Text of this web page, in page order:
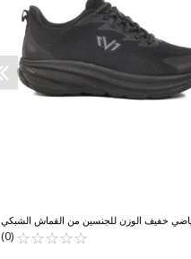
خفيف الوزن للجنسين من القماش الشبكي
باللون الأسود WL332952 G
☆
☆
☆
☆
☆ ★
★
★
★
★
(0)